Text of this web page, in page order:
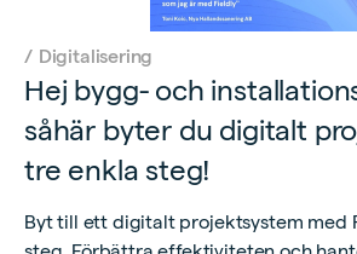
/ Digitalisering
Hej bygg- och
såhär byter du digitalt
tre enkla steg!
Byt till ett digitalt projektsystem med